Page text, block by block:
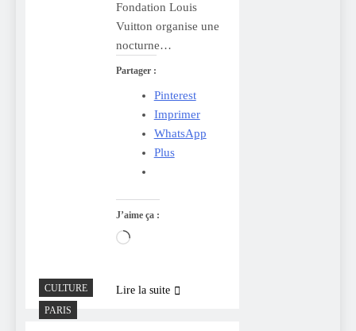
Fondation Louis
Vuitton organise une
nocturne…
Partager :
Pinterest
Imprimer
WhatsApp
Plus
J’aime ça :
Chargement…
Lire la suite
CULTURE
PARIS